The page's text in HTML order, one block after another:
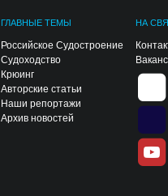
ГЛАВНЫЕ ТЕМЫ
Российское Судостроение
Судоходство
Крюинг
Авторские статьи
Наши репортажи
Архив новостей
НА